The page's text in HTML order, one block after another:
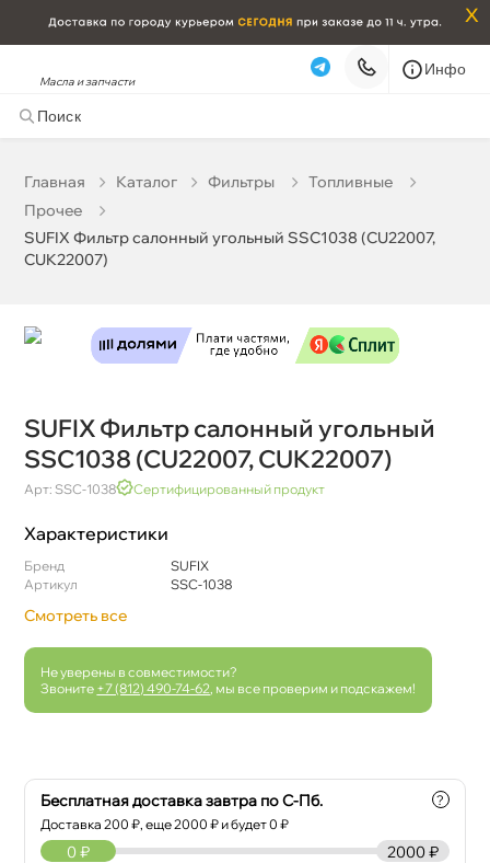
x
Масла и запчасти
Инфо
Главная Катало Фильтры
Топливные
Прочее
SUFIX Фильтр салонный угольный SSC1038 (CU22007,
CUK22007)
SUFIX Фильтр салонный угольный
SSC1038 (CU22007, CUK22007)
Арт: SSC-1038 Сертифицированный продукт
Характеристики
Бренд
SUFIX
Артикул
SSC-1038
Смотреть все
Не уверены в совместимости?
Звоните +7 (812) 490-74-62 , мы все проверим и подскажем!
Бесплатная доставка завтра по С-Пб.
Доставка200 ₽, еще2000 ₽ и будет 0 ₽
?
2000 ₽
0 ₽
SUFIX Фильтр салонный угольный SSC1038 (CU22007,
Бесплатная Сегодня, 09.08 (при заказе от 2000₽)
Срочная за 2 ч – 399 ₽
Карта Список